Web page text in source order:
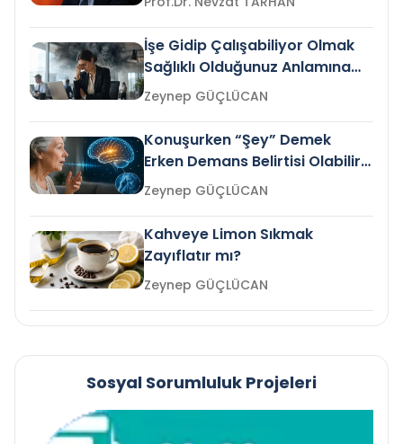
İşe Gidip Çalışabiliyor Olmak
Sağlıklı Olduğunuz Anlamına
Gelir mi?Zeynep GÜÇLÜCAN
Konuşurken “Şey” Demek
Erken Demans Belirtisi Olabilir
mi?
Zeynep GÜÇLÜCAN
Kahveye Limon Sıkmak
Zayıflatır mı?
Zeynep GÜÇLÜCAN
Sosyal Sorumluluk Projeleri